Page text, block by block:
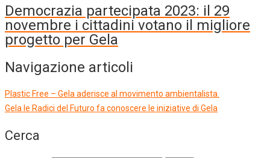
Democrazia partecipata 2023: il 29
novembre i cittadini votano il migliore
progetto per Gela
Navigazione articoli
Plastic Free – Gela aderisce al movimento ambientalista.
Gela le Radici del Futuro fa conoscere le iniziative di Gela
Cerca